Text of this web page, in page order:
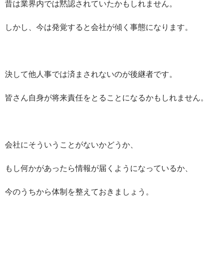
昔は業界内では黙認されていたかもしれません。
しかし、今は発覚すると会社が傾く事態になります。
決して他人事では済まされないのが後継者です。
皆さん自身が将来責任をとることになるかもしれません。
会社にそういうことがないかどうか、
もし何かがあったら情報が届くようになっているか、
今のうちから体制を整えておきましょう。